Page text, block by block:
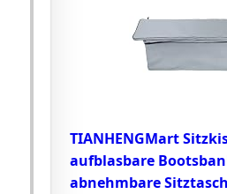
TIANHENGMart
aufblasbare
abnehmbare